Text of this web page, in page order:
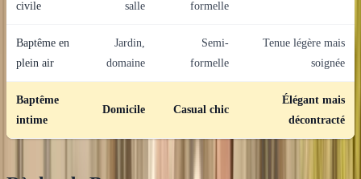
civile
salle
formelle
Baptême en
plein air
Jardin,
domaine
Semi-
formelle
Tenue légère mais
soignée
Baptême
intime
Domicile Casual chic
Élégant mais
décontracté